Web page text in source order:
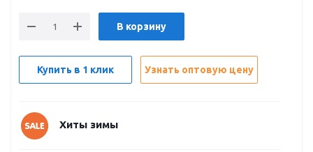
В корзину
Купить в 1 клик Узнать оптовую цену
Хиты зимы